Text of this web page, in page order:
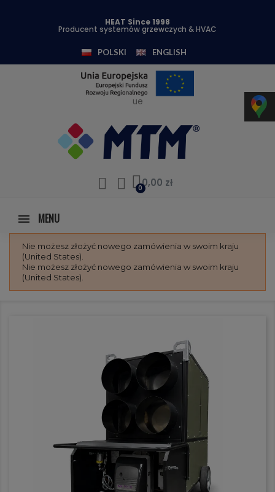
HEAT Since 1998
Producent systemów grzewczych & HVAC
POLSKI ENGLISH
ue
0,00 zł
MENU
Nie możesz złożyć nowego zamówienia w swoim kraju
(United States).
Nie możesz złożyć nowego zamówienia w swoim kraju
(United States).